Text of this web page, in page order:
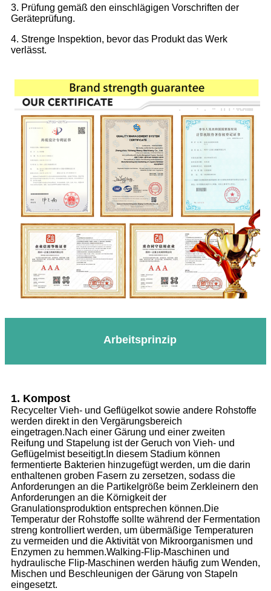
3. Prüfung gemäß den einschlägigen Vorschriften der
Geräteprüfung.
4. Strenge Inspektion, bevor das Produkt das Werk
verlässt.
Arbeitsprinzip
1. Kompost
Recycelter Vieh- und Geflügelkot sowie andere Rohstoffe
werden direkt in den Vergärungsbereich
eingetragen.Nach einer Gärung und einer zweiten
Reifung und Stapelung ist der Geruch von Vieh- und
Geflügelmist beseitigt.In diesem Stadium können
fermentierte Bakterien hinzugefügt werden, um die darin
enthaltenen groben Fasern zu zersetzen, sodass die
Anforderungen an die Partikelgröße beim Zerkleinern den
Anforderungen an die Körnigkeit der
Granulationsproduktion entsprechen können.Die
Temperatur der Rohstoffe sollte während der Fermentation
streng kontrolliert werden, um übermäßige Temperaturen
zu vermeiden und die Aktivität von Mikroorganismen und
Enzymen zu hemmen.Walking-Flip-Maschinen und
hydraulische Flip-Maschinen werden häufig zum Wenden,
Mischen und Beschleunigen der Gärung von Stapeln
eingesetzt.